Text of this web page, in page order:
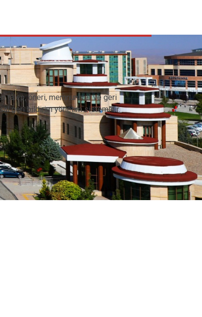
talep, öneri, memnuniyet ve geri
geri bildirim yönetim sistemidir.